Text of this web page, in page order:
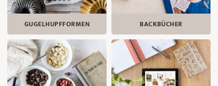
GUGELHUPF­FORMEN BACKBÜCHER